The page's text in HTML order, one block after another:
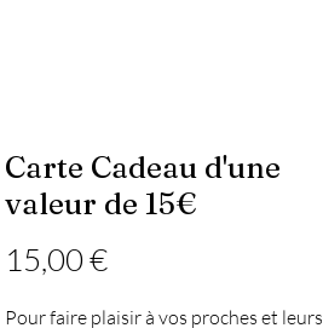
Carte Cadeau d'une
valeur de 15€
15,00 €Prix
Pour faire plaisir à vos proches et leurs